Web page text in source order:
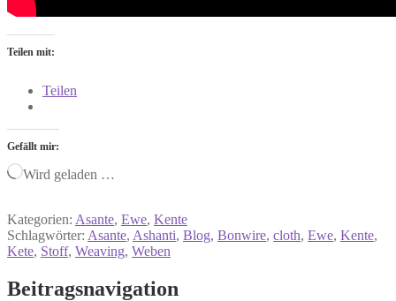
Teilen mit:
Teilen
Gefällt mir:
Wird geladen …
Kategorien: Asante, Ewe, Kente
Schlagwörter: Asante, Ashanti, Blog, Bonwire, cloth, Ewe, Kente,
Kete, Stoff, Weaving, Weben
Beitragsnavigation